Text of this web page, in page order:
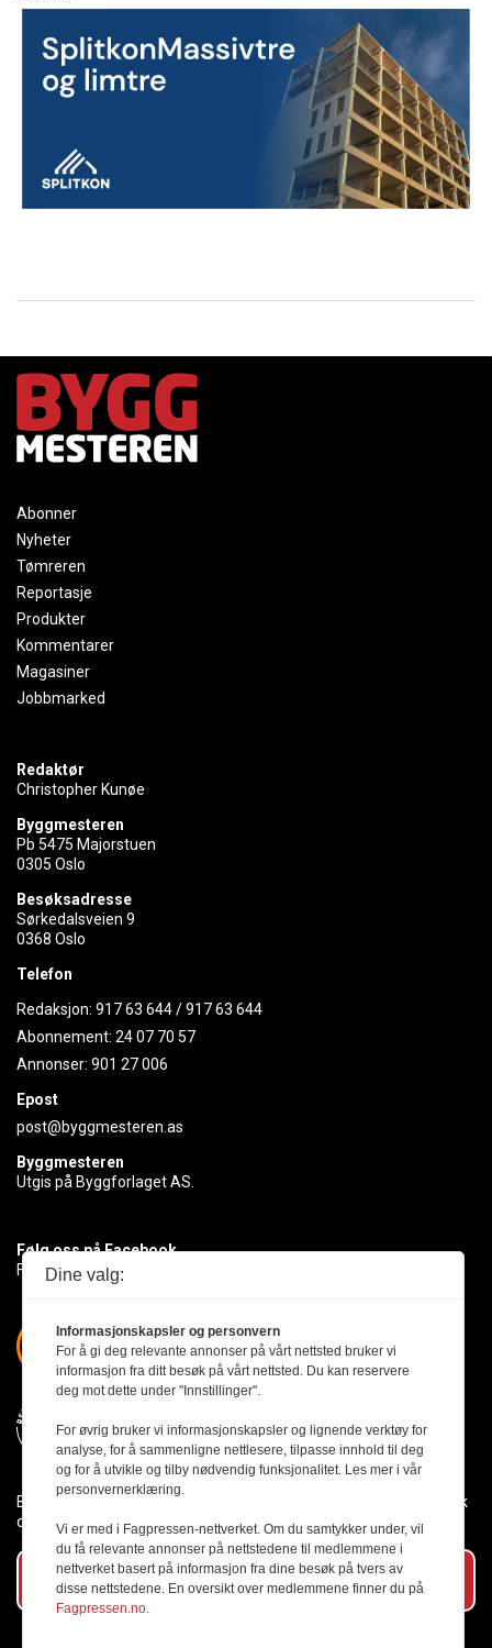
Abonner
Nyheter
Tømreren
Reportasje
Produkter
Kommentarer
Magasiner
Jobbmarked
Redaktør
Christopher Kunøe
Byggmesteren
Pb 5475 Majorstuen
0305 Oslo
Besøksadresse
Sørkedalsveien 9
0368 Oslo
Telefon
Redaksjon: 917 63 644/917 63 644
Abonnement: 24 07 70 57
Annonser: 901 27 006
Epost
post@byggmesteren.as
Byggmesteren
Utgis på Byggforlaget AS.
Følg oss på Facebook
Få med deg det siste innen byggebransjen
Byggmesteren følger Vær Varsom-plakaten og presseetikken slik
den er nedfelt i Redaktørplakaten.
Abonner på vårt nyhetsbrev
Dine valg:
Informasjonskapsler og personvern
For å gi deg relevante annonser på vårt nettsted bruker vi
informasjon fra ditt besøk på vårt nettsted. Du kan reservere
deg mot dette under "Innstillinger".
For øvrig bruker vi informasjonskapsler og lignende verktøy for
analyse, for å sammenligne nettlesere, tilpasse innhold til deg
og for å utvikle og tilby nødvendig funksjonalitet. Les mer i vår
personvernerklæring.
Vi er med i Fagpressen-nettverket. Om du samtykker under, vil
du få relevante annonser på nettstedene til medlemmene i
nettverket basert på informasjon fra dine besøk på tvers av
disse nettstedene. En oversikt over medlemmene finner du på
Fagpressen.no.